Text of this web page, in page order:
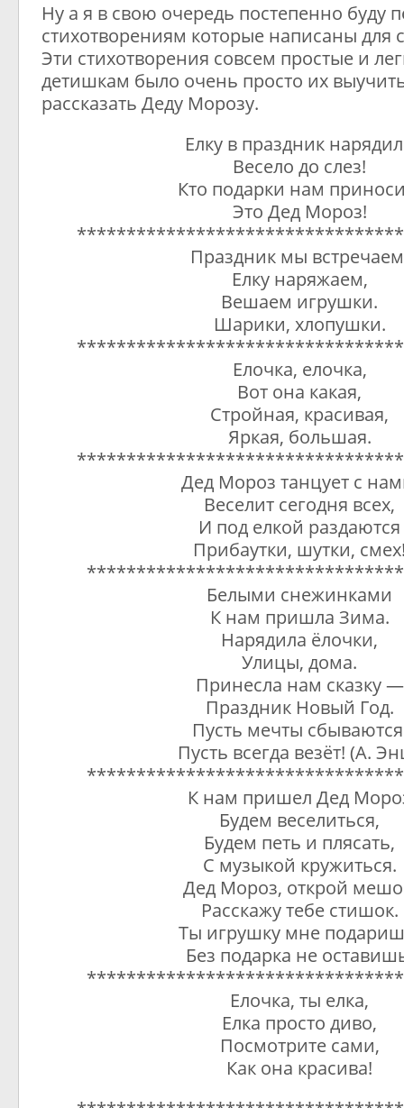
Ну а я в свою очередь постепенно буду
стихотворениям которые написаны для
Эти стихотворения совсем простые и
детишкам было очень просто их
рассказать Деду Морозу.
Елку в праздник
Весело до слез!
Кто подарки нам
Это Дед Мороз!
Праздник мы
Елку наряжаем,
Вешаем игрушки.
Шарики, хлопушки.
Елочка, елочка,
Вот она какая,
Стройная, красивая,
Яркая, большая.
Дед Мороз танцует с
Веселит сегодня всех,
И под елкой раздаются
Прибаутки, шутки,
Белыми снежинками
К нам пришла Зима.
Нарядила ёлочки,
Улицы, дома.
Принесла нам сказку —
Праздник Новый Год.
Пусть мечты
Пусть всегда везёт! (А.
К нам пришел Дед
Будем веселиться,
Будем петь и плясать,
С музыкой кружиться.
Дед Мороз, открой
Расскажу тебе стишок.
Ты игрушку мне
Без подарка не
Елочка, ты елка,
Елка просто диво,
Посмотрите сами,
Как она красива!